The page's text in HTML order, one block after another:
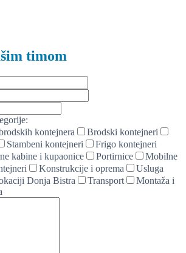
timom
kontejnera
Brodski kontejneri
Stambeni kontejneri
Frigo kontejneri
kabine i kupaonice Portirnice
Mobilne
Konstrukcije i oprema
Usluga
Donja Bistra
Transport
Montaža i